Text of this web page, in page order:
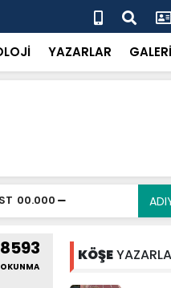
Prof. Dr. Dalyan: ‘Fransız
kırılmayı 'metroköy'
YAZARLAR GALERİ
00.000
8593
OKUNMA
KÖŞE